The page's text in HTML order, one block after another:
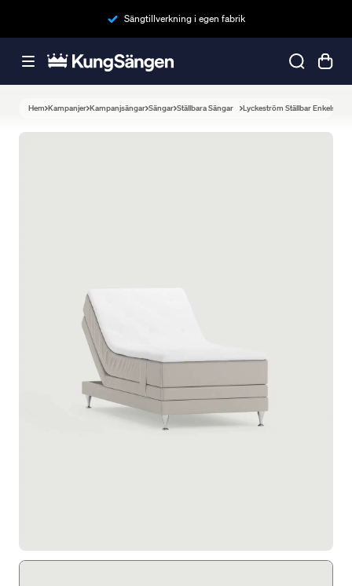
Sängtillverkning i egen fabrik
Hem Kampanjer Kampanjsängar Sängar Ställbara Sängar Lyckeström Ställbar Enkelsäng